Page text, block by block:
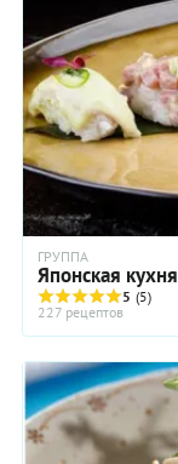
ГРУППА
Японская кухня
5 (5)
227 рецептов